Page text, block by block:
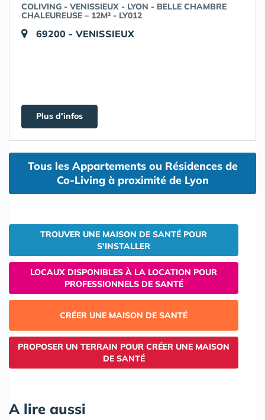
COLIVING - VENISSIEUX - LYON - BELLE CHAMBRE
CHALEUREUSE – 12M² - LY012
69200 - VENISSIEUX
Plus d'infos
Tous les Appartements ou Résidences de
Co-Living à proximité de Lyon
TROUVER UNE MAISON DE SANTÉ POUR
S'INSTALLER
LOCAUX DISPONIBLES À LA LOCATION POUR
PROFESSIONNELS DE SANTÉ
CRÉER UNE MAISON DE SANTÉ
PROPOSER UN TERRAIN POUR CRÉER UNE MAISON
DE SANTÉ
A lire aussi